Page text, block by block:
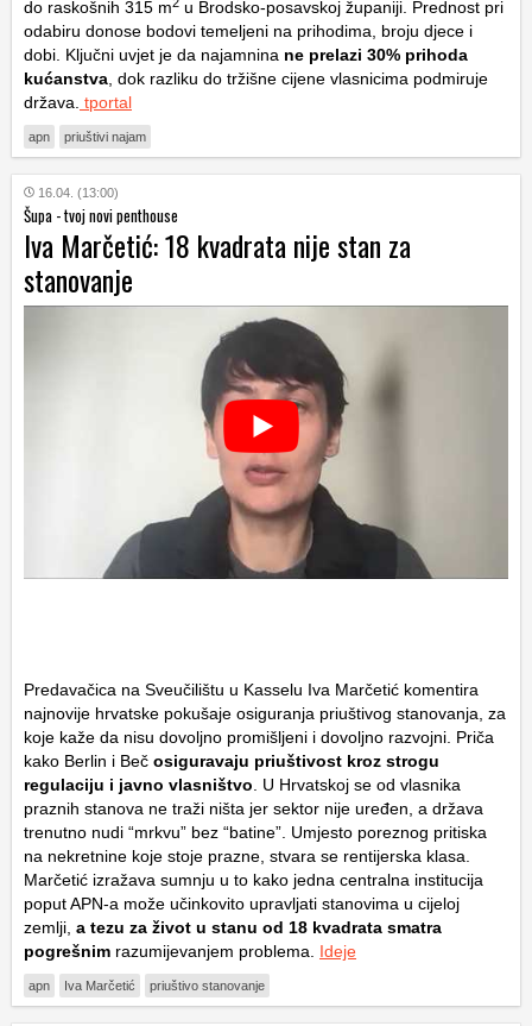
do raskošnih 315 m
u Brodsko-posavskoj županiji. Prednost pri
odabiru donose bodovi temeljeni na prihodima, broju djece i
dobi. Ključni uvjet je da najamnina ne prelazi 30% prihoda
kućanstva, dok razliku do tržišne cijene vlasnicima podmiruje
država. tportal
apn priuštivi najam
16.04. (13:00)
Šupa - tvoj novi penthouse
Iva Marčetić: 18 kvadrata nije stan za
stanovanje
Predavačica na Sveučilištu u Kasselu Iva Marčetić komentira
najnovije hrvatske pokušaje osiguranja priuštivog stanovanja, za
koje kaže da nisu dovoljno promišljeni i dovoljno razvojni. Priča
kako Berlin i Beč osiguravaju priuštivost kroz strogu
regulaciju i javno vlasništvo. U Hrvatskoj se od vlasnika
praznih stanova ne traži ništa jer sektor nije uređen, a država
trenutno nudi “mrkvu” bez “batine”. Umjesto poreznog pritiska
na nekretnine koje stoje prazne, stvara se rentijerska klasa.
Marčetić izražava sumnju u to kako jedna centralna institucija
poput APN-a može učinkovito upravljati stanovima u cijeloj
zemlji, a tezu za život u stanu od 18 kvadrata smatra
pogrešnim razumijevanjem problema. Ideje
apn Iva Marčetić priuštivo stanovanje